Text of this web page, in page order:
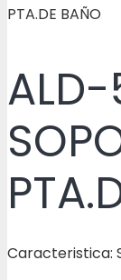
PTA.DE BAÑO
ALD-
Caracteristica: